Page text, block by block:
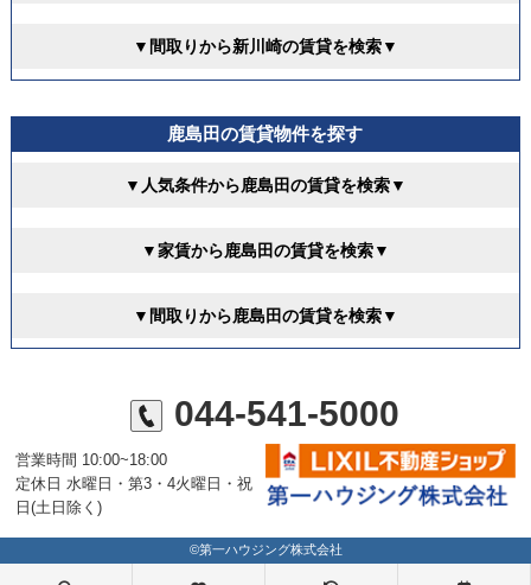
▼間取りから新川崎の賃貸を検索▼
鹿島田の賃貸物件を探す
▼人気条件から鹿島田の賃貸を検索▼
▼家賃から鹿島田の賃貸を検索▼
▼間取りから鹿島田の賃貸を検索▼
044-541-5000
営業時間 10:00~18:00
定休日 水曜日・第3・4火曜日・祝
日(土日除く)
©第一ハウジング株式会社